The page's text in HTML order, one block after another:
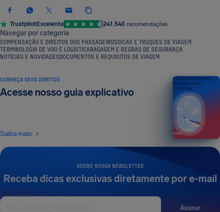
TrustpilotExcelente 241.540 recomendações
Navegar por categoria
COMPENSAÇÃO E DIREITOS DOS PASSAGEIROSDICAS E TRUQUES DE VIAGEM
TERMINOLOGIA DE VOO E LOGÍSTICABAGAGEM E REGRAS DE SEGURANÇA
NOTÍCIAS E NOVIDADESDOCUMENTOS E REQUISITOS DE VIAGEM
ASSINE NOSSA NEWSLETTER
Receba dicas exclusivas diretamente por e-mail
Assinar
CONHEÇA SEUS DIREITOS
Acesse nosso guia explicativo
Saiba mais
Seu guia dos direitos do
passageiro aéreo
EDIÇÃO 2026